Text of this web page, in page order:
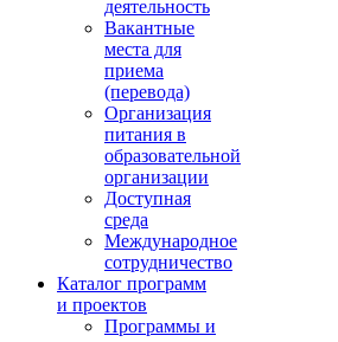
деятельность
Вакантные
места для
приема
(перевода)
Организация
питания в
образовательной
организации
Доступная
среда
Международное
сотрудничество
Каталог программ
и проектов
Программы и